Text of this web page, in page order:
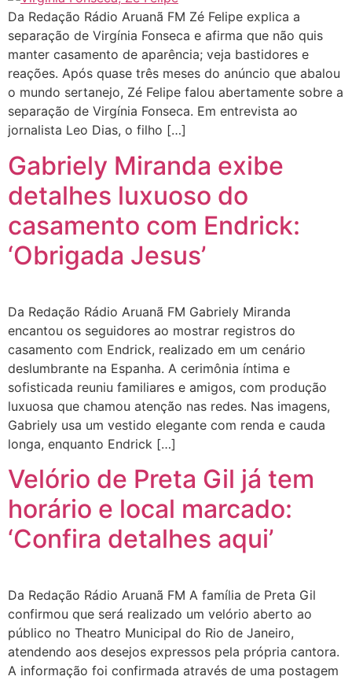
Da Redação Rádio Aruanã FM Zé Felipe explica a
separação de Virgínia Fonseca e afirma que não quis
manter casamento de aparência; veja bastidores e
reações. Após quase três meses do anúncio que abalou
o mundo sertanejo, Zé Felipe falou abertamente sobre a
separação de Virgínia Fonseca. Em entrevista ao
jornalista Leo Dias, o filho […]
Gabriely Miranda exibe
detalhes luxuoso do
casamento com Endrick:
‘Obrigada Jesus’
Da Redação Rádio Aruanã FM Gabriely Miranda
encantou os seguidores ao mostrar registros do
casamento com Endrick, realizado em um cenário
deslumbrante na Espanha. A cerimônia íntima e
sofisticada reuniu familiares e amigos, com produção
luxuosa que chamou atenção nas redes. Nas imagens,
Gabriely usa um vestido elegante com renda e cauda
longa, enquanto Endrick […]
Velório de Preta Gil já tem
horário e local marcado:
‘Confira detalhes aqui’
Da Redação Rádio Aruanã FM A família de Preta Gil
confirmou que será realizado um velório aberto ao
público no Theatro Municipal do Rio de Janeiro,
atendendo aos desejos expressos pela própria cantora.
A informação foi confirmada através de uma postagem